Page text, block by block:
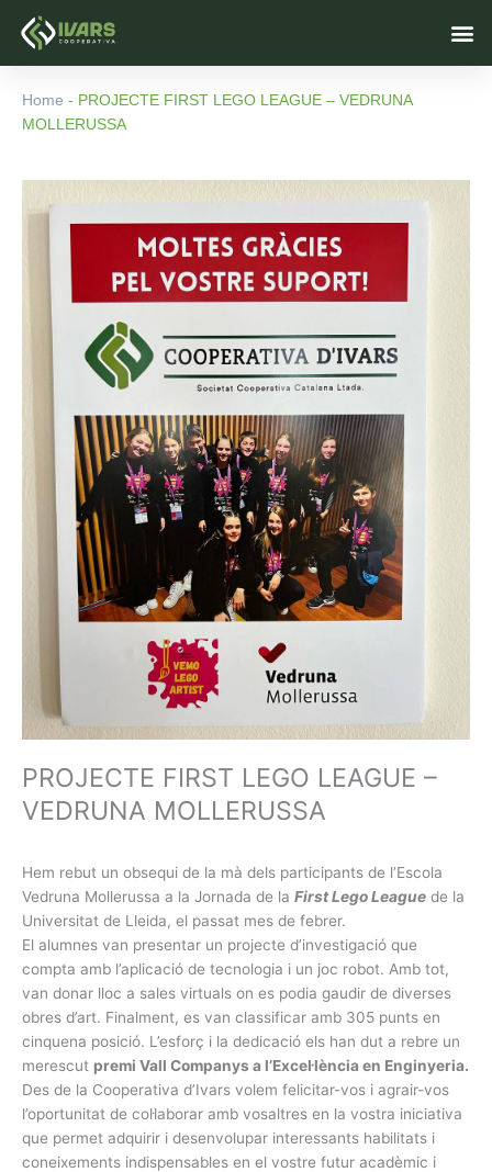
Home - PROJECTE FIRST LEGO LEAGUE – VEDRUNA
MOLLERUSSA
PROJECTE FIRST LEGO LEAGUE –
VEDRUNA MOLLERUSSA
Hem rebut un obsequi de la mà dels participants de l’Escola
Vedruna Mollerussa a la Jornada de la First Lego League de la
Universitat de Lleida, el passat mes de febrer.
El alumnes van presentar un projecte d’investigació que
compta amb l’aplicació de tecnologia i un joc robot. Amb tot,
van donar lloc a sales virtuals on es podia gaudir de diverses
obres d’art. Finalment, es van classificar amb 305 punts en
cinquena posició. L’esforç i la dedicació els han dut a rebre un
merescut premi Vall Companys a l’Excel·lència en Enginyeria.
Des de la Cooperativa d’Ivars volem felicitar-vos i agrair-vos
l’oportunitat de col·laborar amb vosaltres en la vostra iniciativa
que permet adquirir i desenvolupar interessants habilitats i
coneixements indispensables en el vostre futur acadèmic i